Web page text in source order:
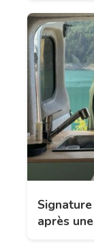
Signature
après